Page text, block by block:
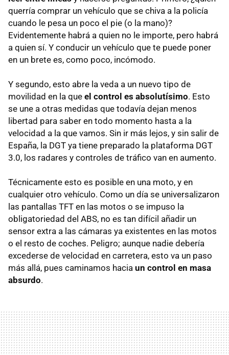
querría comprar un vehículo que se chiva a la policía
cuando le pesa un poco el pie (o la mano)?
Evidentemente habrá a quien no le importe, pero habrá
a quien sí. Y conducir un vehículo que te puede poner
en un brete es, como poco, incómodo.
Y segundo, esto abre la veda a un nuevo tipo de
movilidad en la que el control es absolutísimo. Esto
se une a otras medidas que todavía dejan menos
libertad para saber en todo momento hasta a la
velocidad a la que vamos. Sin ir más lejos, y sin salir de
España, la DGT ya tiene preparado la plataforma DGT
3.0, los radares y controles de tráfico van en aumento.
Técnicamente esto es posible en una moto, y en
cualquier otro vehículo. Como un día se universalizaron
las pantallas TFT en las motos o se impuso la
obligatoriedad del ABS, no es tan difícil añadir un
sensor extra a las cámaras ya existentes en las motos
o el resto de coches. Peligro; aunque nadie debería
excederse de velocidad en carretera, esto va un paso
más allá, pues caminamos hacia un control en masa
absurdo.